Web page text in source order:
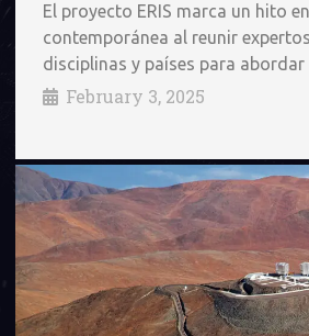
El proyecto ERIS marca un hito
contemporánea al reunir
disciplinas y países para
February 3, 2025